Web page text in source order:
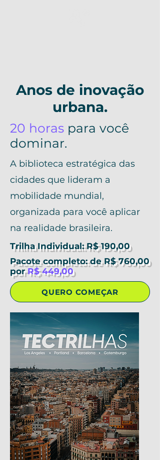
Anos de inovação
urbana.
20 horas para você
dominar.
A biblioteca estratégica das
cidades que lideram a
mobilidade mundial,
organizada para você aplicar
na realidade brasileira.
Trilha Individual: R$ 190,00
Pacote completo: de R$ 760,00
porR$ 449,00
QUERO COMEÇAR